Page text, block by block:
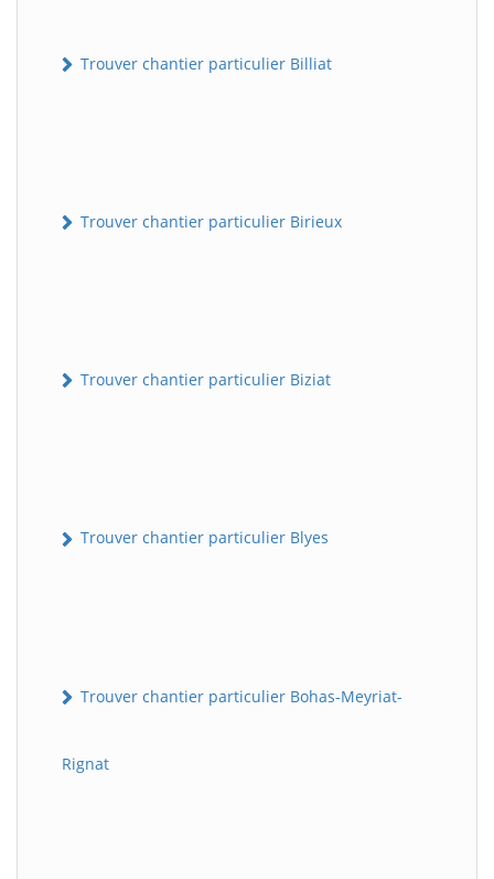
Trouver chantier particulier Billiat
Trouver chantier particulier Birieux
Trouver chantier particulier Biziat
Trouver chantier particulier Blyes
Trouver chantier particulier Bohas-Meyriat-
Rignat